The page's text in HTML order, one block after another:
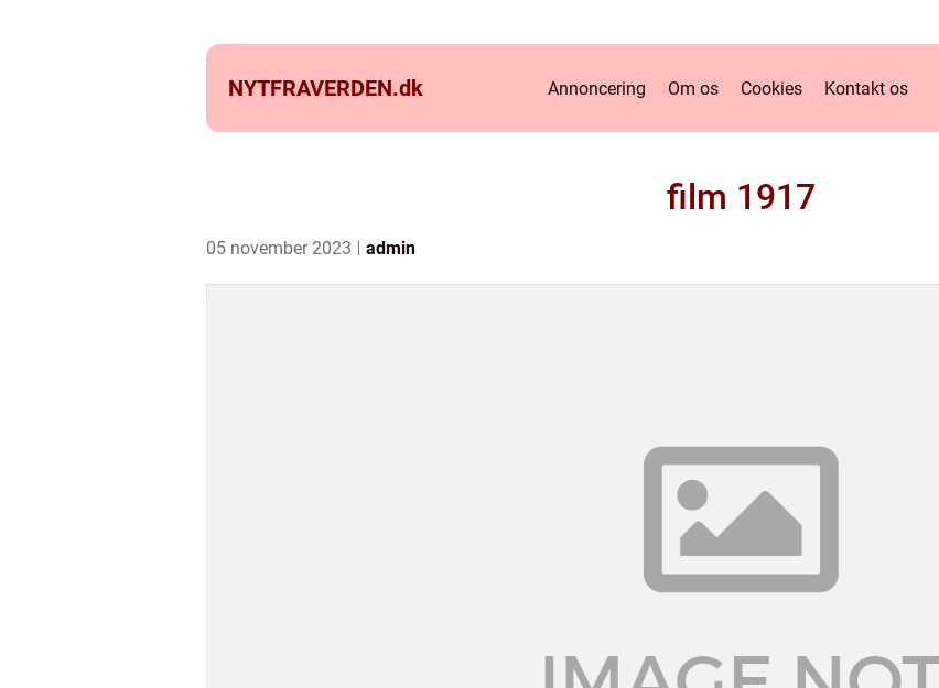
NYTFRAVERDEN.dk Annoncering Om os Cookies Kontakt os
film 1917
05 november 2023 admin